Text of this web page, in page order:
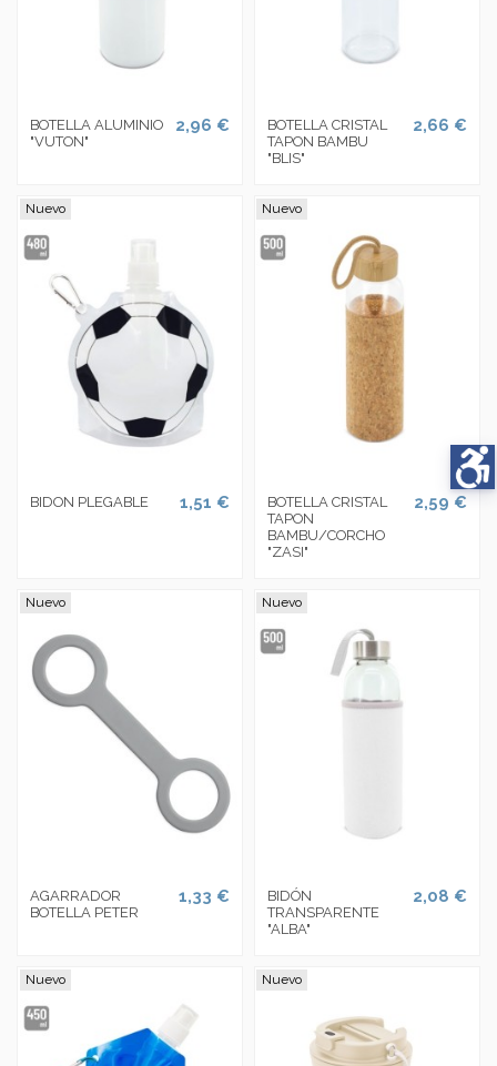
BOTELLA ALUMINIO
"VUTON"
2,96 €
BOTELLA CRISTAL
TAPON BAMBU
"BLIS"
2,66 €
Nuevo
BIDON PLEGABLE 1,51 €
Nuevo
BOTELLA CRISTAL
TAPON
BAMBU/CORCHO
"ZASI"
2,59 €
Nuevo
AGARRADOR
BOTELLA PETER
1,33 €
Nuevo
BIDÓN
TRANSPARENTE
"ALBA"
2,08 €
Nuevo Nuevo